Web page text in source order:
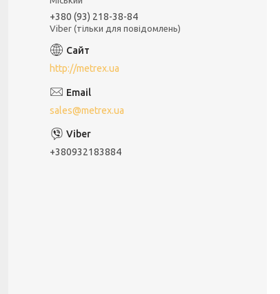
+380 (93) 218-38-84
Viber (тільки для повідомлень)
http://metrex.ua
sales@metrex.ua
+380932183884